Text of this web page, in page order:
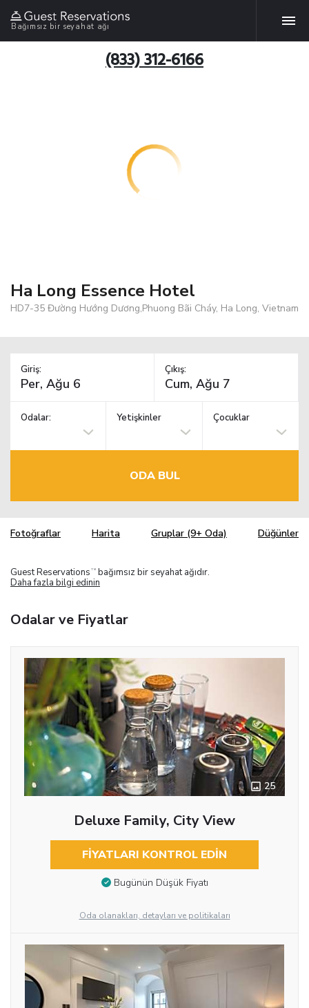
Bağımsız bir seyahat ağı
(833) 312-6166
Ha Long Essence Hotel
HD7-35 Đường Hướng Dương,Phuong Bãi Cháy, Ha Long, Vietnam
Giriş: Çıkış:
Odalar: Yetişkinler Çocuklar
ODA BUL
Fotoğraflar Harita Gruplar (9+ Oda) Düğünler
Guest Reservations TM bağımsız bir seyahat ağıdır.
Daha fazla bilgi edinin
Odalar ve Fiyatlar
25
Deluxe Family, City View
FIYATLARI KONTROL EDIN
Bugünün Düşük Fiyatı
Oda olanakları, detayları ve politikaları